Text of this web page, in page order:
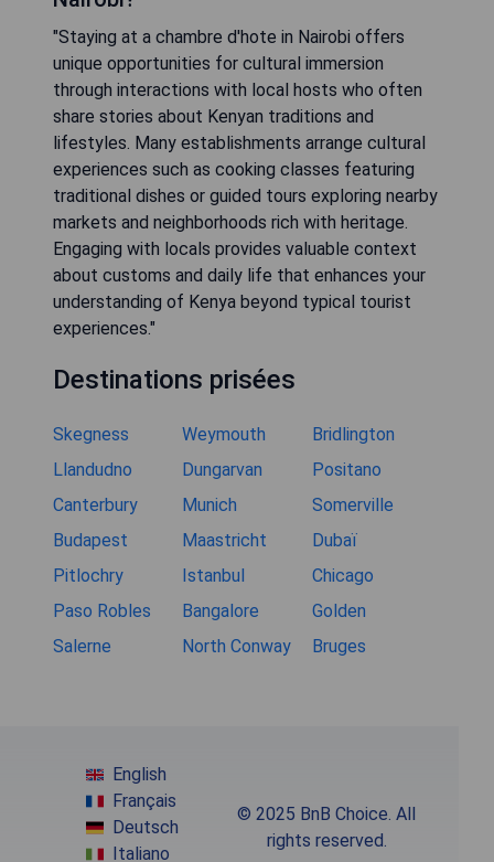
"Staying at a chambre d'hote in Nairobi offers
unique opportunities for cultural immersion
through interactions with local hosts who often
share stories about Kenyan traditions and
lifestyles. Many establishments arrange cultural
experiences such as cooking classes featuring
traditional dishes or guided tours exploring nearby
markets and neighborhoods rich with heritage.
Engaging with locals provides valuable context
about customs and daily life that enhances your
understanding of Kenya beyond typical tourist
experiences."
Destinations prisées
Skegness Weymouth
Bridlington
Llandudno
Dungarvan
Positano
Canterbury
Munich
Somerville
Budapest
Maastricht
Dubaï
Pitlochry
Istanbul
Chicago
Paso Robles
Bangalore
Golden
Salerne
North Conway Bruges
English
Français
Deutsch
Italiano
© 2025 BnB Choice. All
rights reserved.